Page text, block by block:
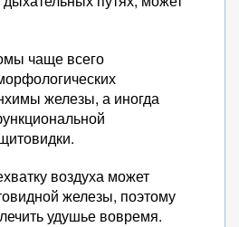
чаще всего
железы, а иногда
воздуха может
железы, поэтому
удушье вовремя.